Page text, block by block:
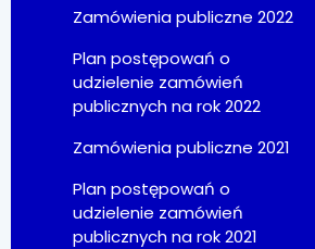
Zamówienia publiczne 2022
Plan postępowań o
udzielenie zamówień
publicznych na rok 2022
Zamówienia publiczne 2021
Plan postępowań o
udzielenie zamówień
publicznych na rok 2021